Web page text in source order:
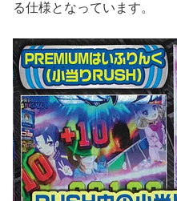
る仕様となっています。